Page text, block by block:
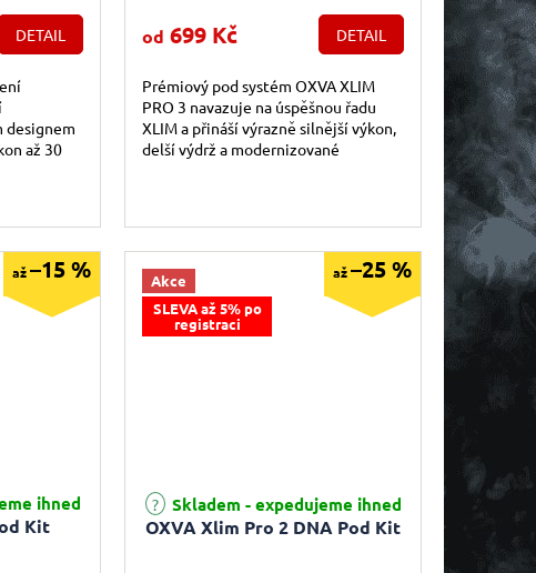
DETAIL
designem
až 30
od 699 Kč DETAIL
Prémiový pod systém OXVA XLIM
PRO 3 navazuje na úspěšnou řadu
XLIM a přináší výrazně silnější výkon,
delší výdrž a modernizované
až–15 %
Kit
je 4,9 z 5 hvězdiček.
ihned
Akce
SLEVA až 5% po
registraci
až–25 %
OXVA Xlim Pro 2 DNA Pod Kit
Průměrné hodnocení produktu je 4,6 z 5 hvězdiček.
Skladem - expedujeme ihned